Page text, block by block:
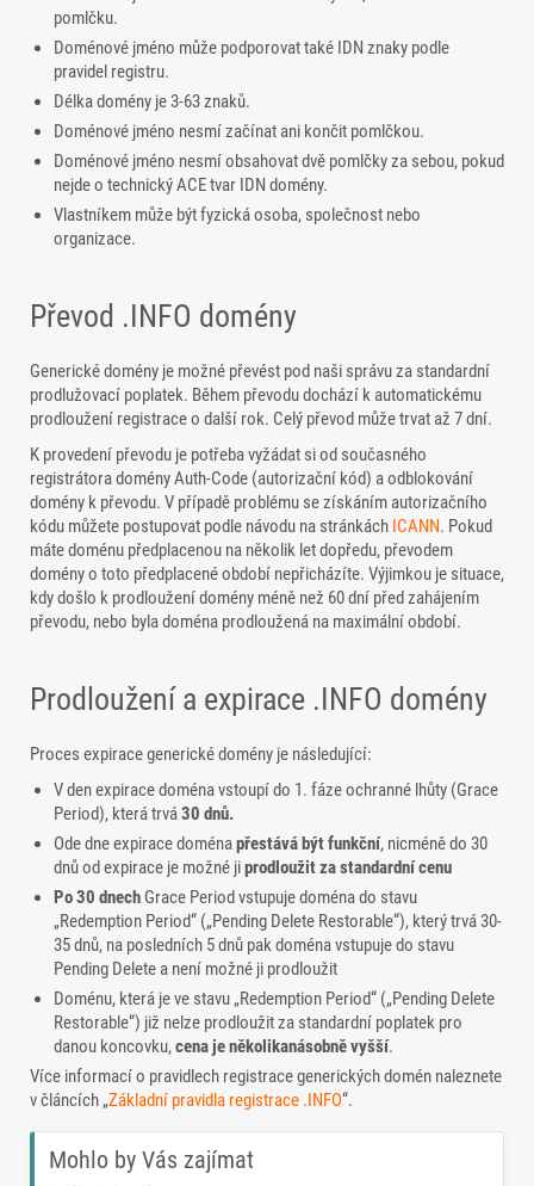
pomlčku.
Doménové jméno může podporovat také IDN znaky podle
pravidel registru.
Délka domény je 3-63 znaků.
Doménové jméno nesmí začínat ani končit pomlčkou.
Doménové jméno nesmí obsahovat dvě pomlčky za sebou, pokud
nejde o technický ACE tvar IDN domény.
Vlastníkem může být fyzická osoba, společnost nebo
organizace.
Převod .INFO domény
Generické domény je možné převést pod naši správu za standardní
prodlužovací poplatek. Během převodu dochází k automatickému
prodloužení registrace o další rok. Celý převod může trvat až 7 dní.
K provedení převodu je potřeba vyžádat si od současného
registrátora domény Auth-Code (autorizační kód) a odblokování
domény k převodu. V případě problému se získáním autorizačního
kódu můžete postupovat podle návodu na stránkách ICANN. Pokud
máte doménu předplacenou na několik let dopředu, převodem
domény o toto předplacené období nepřicházíte. Výjimkou je situace,
kdy došlo k prodloužení domény méně než 60 dní před zahájením
převodu, nebo byla doména prodloužená na maximální období.
Prodloužení a expirace .INFO domény
Proces expirace generické domény je následující:
V den expirace doména vstoupí do 1. fáze ochranné lhůty (Grace
Period), která trvá30 dnů.
Ode dne expirace doménapřestává být funkční, nicméně do 30
dnů od expirace je možné jiprodloužit za standardní cenu
Po 30 dnech Grace Period vstupuje doména do stavu
„Redemption Period“ („Pending Delete Restorable“), který trvá 30-
35 dnů, na posledních 5 dnů pak doména vstupuje do stavu
Pending Delete a není možné ji prodloužit
Doménu, která je ve stavu „Redemption Period“ („Pending Delete
Restorable“) již nelze prodloužit za standardní poplatek pro
danou koncovku,cena je několikanásobně vyšší.
Více informací o pravidlech registrace generických domén naleznete
v článcích „Základní pravidla registrace .INFO“.
Mohlo by Vás zajímat